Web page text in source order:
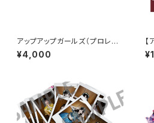
アップアップガールズ（プロレス）
ビブス 2026ver.
¥4,000
（